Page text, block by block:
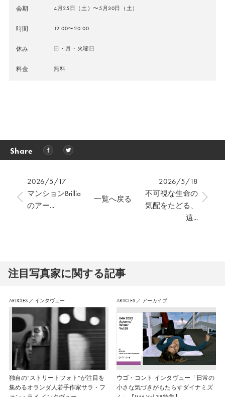
会期 4⽉25⽇（⼟）〜5⽉30⽇（⼟）
時間 12:00〜20:00
休み ⽇・⽉・火曜日
料金 無料
Share
2026/5/17
マンションBrillia
のアー...
2026/5/18
不可視な生命の
気配をたどる、
遠...
一覧へ戻る
注⽬写真家に関する記事
ARTICLES ／ インタヴュー
独自の“ストリートフォト”が注目を
集めるオランダ人若手作家サラ・フ
ARTICLES ／ アーカイブ
ウゴ・コント インタヴュー「日常の
小さな気づきがもたらすダイナミズ